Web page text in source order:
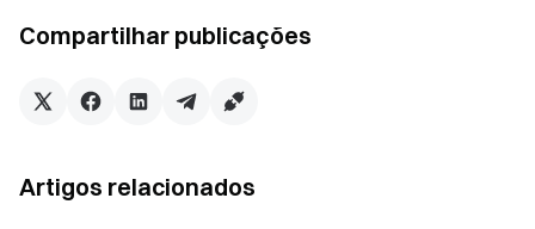
Compartilhar publicações
Artigos relacionados